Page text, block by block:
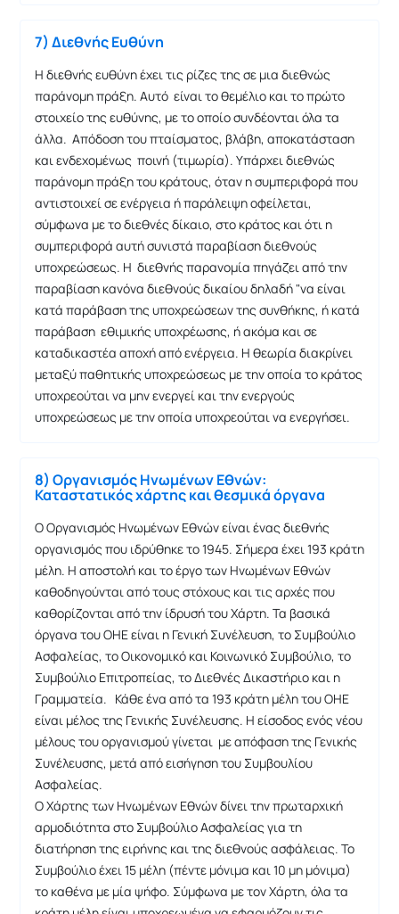
7) Διεθνής Ευθύνη
Η διεθνής ευθύνη έχει τις ρίζες της σε μια διεθνώς
παράνομη πράξη. Αυτό είναι το θεμέλιο και το πρώτο
στοιχείο της ευθύνης, με το οποίο συνδέονται όλα τα
άλλα. Απόδοση του πταίσματος, βλάβη, αποκατάσταση
και ενδεχομένως ποινή (τιμωρία). Υπάρχει διεθνώς
παράνομη πράξη του κράτους, όταν η συμπεριφορά που
αντιστοιχεί σε ενέργεια ή παράλειψη οφείλεται,
σύμφωνα με το διεθνές δίκαιο, στο κράτος και ότι η
συμπεριφορά αυτή συνιστά παραβίαση διεθνούς
υποχρεώσεως. Η διεθνής παρανομία πηγάζει από την
παραβίαση κανόνα διεθνούς δικαίου δηλαδή "να είναι
κατά παράβαση της υποχρεώσεων της συνθήκης, ή κατά
παράβαση εθιμικής υποχρέωσης, ή ακόμα και σε
καταδικαστέα αποχή από ενέργεια. Η θεωρία διακρίνει
μεταξύ παθητικής υποχρεώσεως με την οποία το κράτος
υποχρεούται να μην ενεργεί και την ενεργούς
υποχρεώσεως με την οποία υποχρεούται να ενεργήσει.
8) Οργανισμός Ηνωμένων Εθνών:
Καταστατικός χάρτης και θεσμικά όργανα
Ο Οργανισμός Ηνωμένων Εθνών είναι ένας διεθνής
οργανισμός που ιδρύθηκε το 1945. Σήμερα έχει 193 κράτη
μέλη. Η αποστολή και το έργο των Ηνωμένων Εθνών
καθοδηγούνται από τους στόχους και τις αρχές που
καθορίζονται από την ίδρυσή του Χάρτη. Τα βασικά
όργανα του ΟΗΕ είναι η Γενική Συνέλευση, το Συμβούλιο
Ασφαλείας, το Οικονομικό και Κοινωνικό Συμβούλιο, το
Συμβούλιο Επιτροπείας, το Διεθνές Δικαστήριο και η
Γραμματεία. Κάθε ένα από τα 193 κράτη μέλη του ΟΗΕ
είναι μέλος της Γενικής Συνέλευσης. Η είσοδος ενός νέου
μέλους του οργανισμού γίνεται με απόφαση της Γενικής
Συνέλευσης, μετά από εισήγηση του Συμβουλίου
Ασφαλείας.
Ο Χάρτης των Ηνωμένων Εθνών δίνει την πρωταρχική
αρμοδιότητα στο Συμβούλιο Ασφαλείας για τη
διατήρηση της ειρήνης και της διεθνούς ασφάλειας. Το
Συμβούλιο έχει 15 μέλη (πέντε μόνιμα και 10 μη μόνιμα)
το καθένα με μία ψήφο. Σύμφωνα με τον Χάρτη, όλα τα